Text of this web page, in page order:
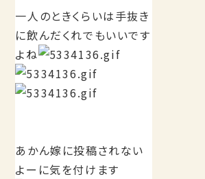
一人のときくらいは手抜き
に飲んだくれでもいいです
よね
あかん嫁に投稿されない
よーに気を付けます